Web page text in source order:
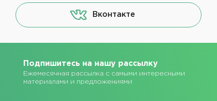
Вконтакте
Подпишитесь на нашу рассылку
Ежемесячная рассылка с самыми интересными
материалами и предложениями